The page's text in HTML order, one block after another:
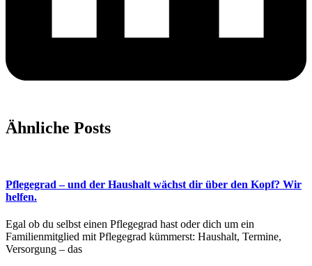
Ähnliche Posts
Pflegegrad – und der Haushalt wächst dir über den Kopf? Wir
helfen.
Egal ob du selbst einen Pflegegrad hast oder dich um ein
Familienmitglied mit Pflegegrad kümmerst: Haushalt, Termine,
Versorgung – das